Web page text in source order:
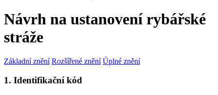
Návrh na ustanovení rybářské
stráže
Základní znění Rozšířené znění Úplné znění
1. Identifikační kód